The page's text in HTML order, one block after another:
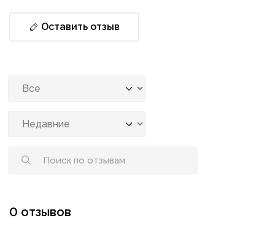
Оставить отзыв
0 отзывов